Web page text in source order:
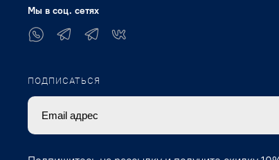
Мы в соц. сетях
ПОДПИСАТЬСЯ